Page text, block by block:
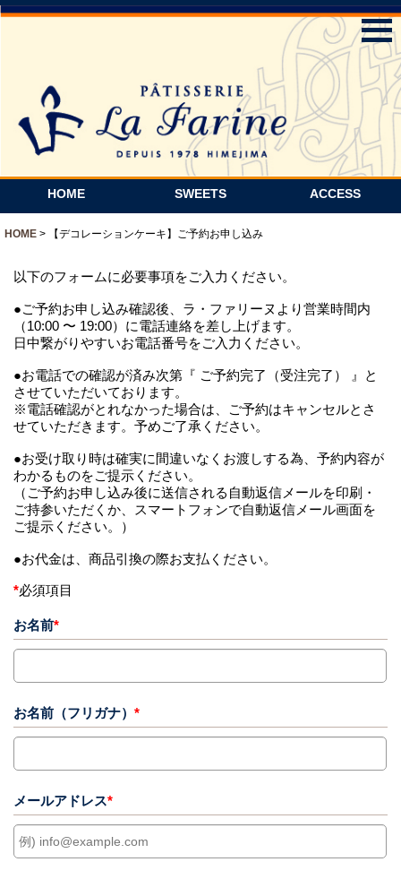
HOME SWEETS ACCESS
HOME > 【デコレーションケーキ】ご予約お申し込み
以下のフォームに必要事項をご入力ください。
●ご予約お申し込み確認後、ラ・ファリーヌより営業時間内
（10:00 〜 19:00）に電話連絡を差し上げます。
日中繋がりやすいお電話番号をご入力ください。
●お電話での確認が済み次第『 ご予約完了（受注完了） 』と
させていただいております。
※電話確認がとれなかった場合は、ご予約はキャンセルとさ
せていただきます。予めご了承ください。
●お受け取り時は確実に間違いなくお渡しする為、予約内容が
わかるものをご提示ください。
（ご予約お申し込み後に送信される自動返信メールを印刷・
ご持参いただくか、スマートフォンで自動返信メール画面を
ご提示ください。）
●お代金は、商品引換の際お支払ください。
*必須項目
お名前*
お名前（フリガナ） *
メールアドレス*